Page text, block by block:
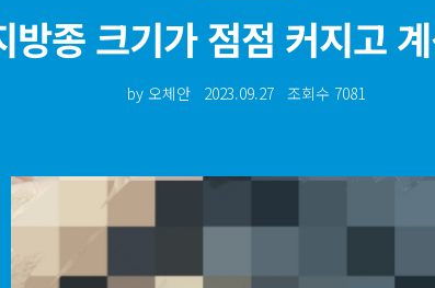
방종 크기가 점점 커지고
by 오체안 2023.09.27 조회수 7081